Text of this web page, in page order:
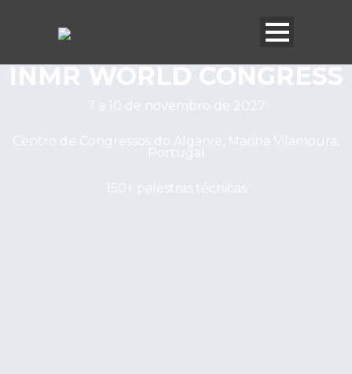
INMR WORLD CONGRESS
7 a 10 de novembro de 2027
Centro de Congressos do Algarve, Marina Vilamoura,
Portugal
150+ palestras técnicas